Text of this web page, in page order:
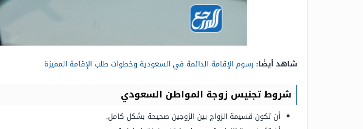
شاهد أيضًا: رسوم الإقامة الدائمة في السعودية وخطوات طلب الإقامة المميزة
شروط تجنيس زوجة المواطن السعودي
أن تكون قسيمة الزواج بين الزوجين صحيحة بشكل كامل.